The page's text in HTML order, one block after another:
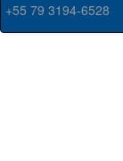
+55 79 3194-6528